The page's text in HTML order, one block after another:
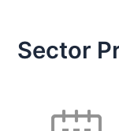
Sector